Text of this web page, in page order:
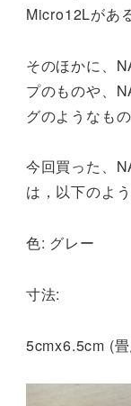
Micro12Lがある
そのほかに、
プのものや、
グのようなもの
今回買った、
は，以下のよ
色: グレー
寸法:
5cmx6.5cm (